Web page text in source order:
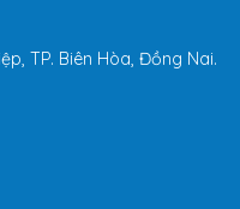
TP. Biên Hòa, Đồng Nai.